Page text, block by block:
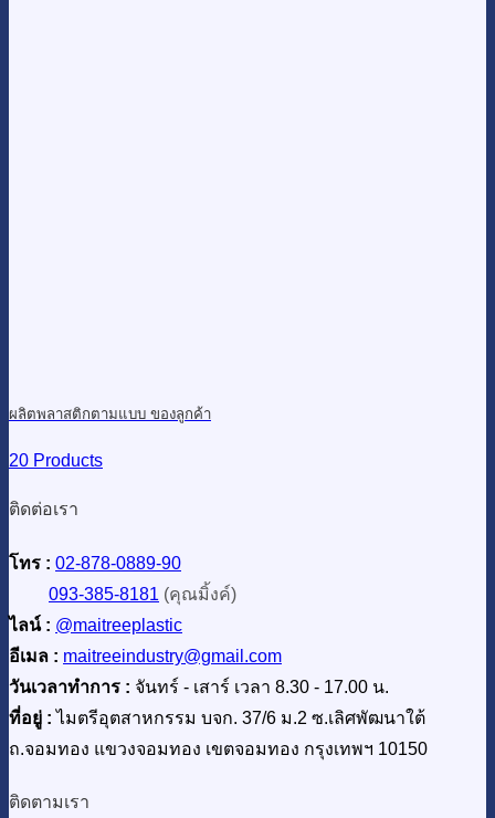
ผลิตพลาสติกตามแบบ ของลูกค้า
20 Products
ติดต่อเรา
โทร : 02-878-0889-90
093-385-8181 (คุณมิ้งค์)
ไลน์ : @maitreeplastic
อีเมล : maitreeindustry@gmail.com
วันเวลาทำการ : จันทร์ - เสาร์ เวลา 8.30 - 17.00 น.
ที่อยู่ : ไมตรีอุตสาหกรรม บจก. 37/6 ม.2 ซ.เลิศพัฒนาใต้
ถ.จอมทอง แขวงจอมทอง เขตจอมทอง กรุงเทพฯ 10150
ติดตามเรา